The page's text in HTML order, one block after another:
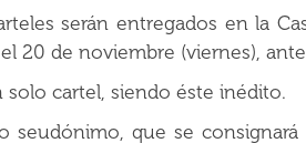
serán entregados en la
20 de noviembre (viernes),
solo cartel, siendo éste inédito.
seudónimo, que se